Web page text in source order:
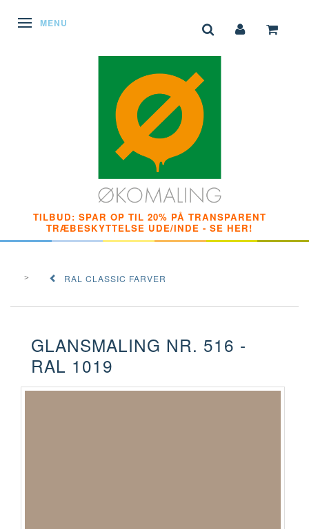
SKIFTE NAVIGATION
MENU
TILBUD: SPAR OP TIL 20% PÅ TRANSPARENT
TRÆBESKYTTELSE UDE/INDE - SE HER!
RAL CLASSIC FARVER
GLANSMALING NR. 516 -
RAL 1019